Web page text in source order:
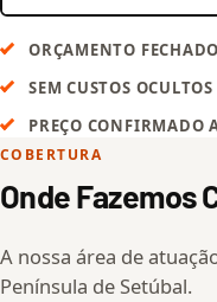
ORÇAMENTO FECHADO
SEM CUSTOS OCULTOS
PREÇO CONFIRMADO
COBERTURA
Onde Fazemos
A nossa área de
Península de Setúbal.